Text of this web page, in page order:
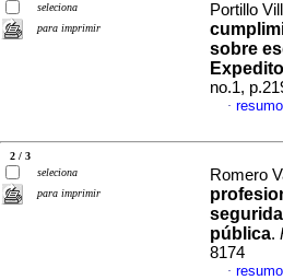
seleciona
para imprimir
Portillo
sobre
no.1,
·
2 / 3
seleciona
para imprimir
Romero
pública.
8174
·